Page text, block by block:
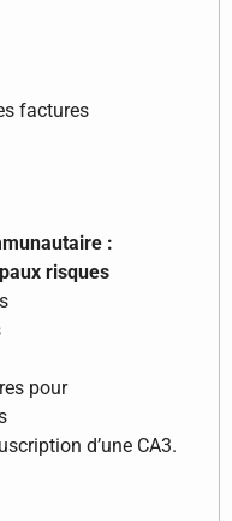
factures
:
risques
pour
d’une CA3.